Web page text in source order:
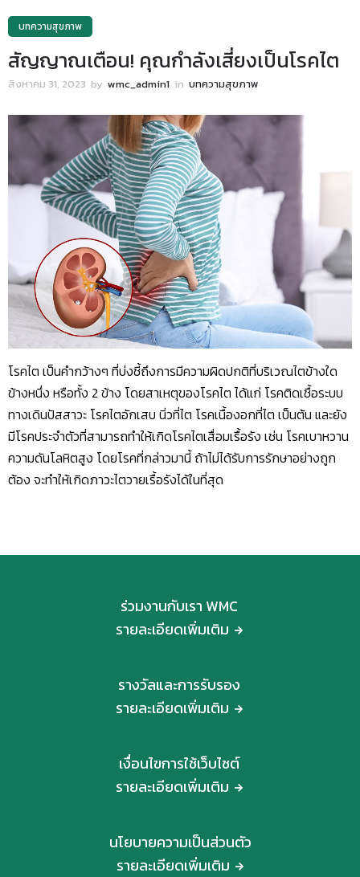
บทความสุขภาพ
สัญญาณเตือน! คุณกำลังเสี่ยงเป็นโรคไต
สิงหาคม 31, 2023 by wmc_admin1 in บทความสุขภาพ
โรคไต เป็นคำกว้างๆ ที่บ่งชี้ถึงการมีความผิดปกติที่บริเวณไตข้างใด
ข้างหนึ่ง หรือทั้ง 2 ข้าง โดยสาเหตุของโรคไต ได้แก่ โรคติดเชื้อระบบ
ทางเดินปัสสาวะ โรคไตอักเสบ นิ่วที่ไต โรคเนื้องอกที่ไต เป็นต้น และยัง
มีโรคประจำตัวที่สามารถทำให้เกิดโรคไตเสื่อมเรื้อรัง เช่น โรคเบาหวาน
ความดันโลหิตสูง โดยโรคที่กล่าวมานี้ ถ้าไม่ได้รับการรักษาอย่างถูก
ต้อง จะทำให้เกิดภาวะไตวายเรื้อรังได้ในที่สุด
ร่วมงานกับเรา WMC
รายละเอียดเพิ่มเติม
รางวัลและการรับรอง
รายละเอียดเพิ่มเติม
เงื่อนไขการใช้เว็บไซต์
รายละเอียดเพิ่มเติม
นโยบายความเป็นส่วนตัว
รายละเอียดเพิ่มเติม